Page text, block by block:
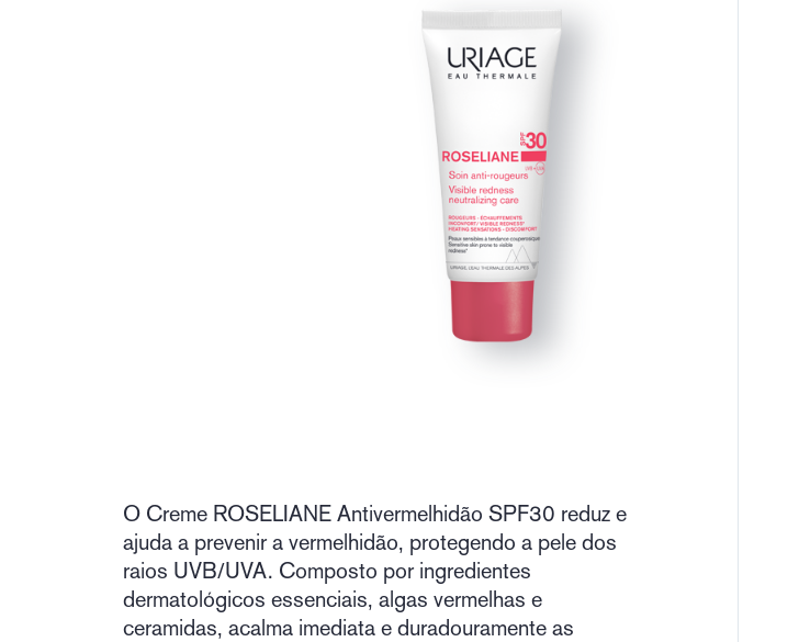
O Creme ROSELIANE Antivermelhidão SPF30 reduz e
ajuda a prevenir a vermelhidão, protegendo a pele dos
raios UVB/UVA. Composto por ingredientes
dermatológicos essenciais, algas vermelhas e
ceramidas, acalma imediata e duradouramente as